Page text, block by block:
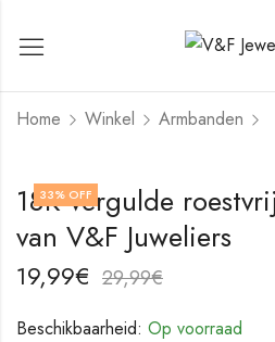
Home Winkel Armbanden
33% OFF
18K vergulde
van V&F Juweliers
19,99€ 29,99€
Beschikbaarheid: Op voorraad